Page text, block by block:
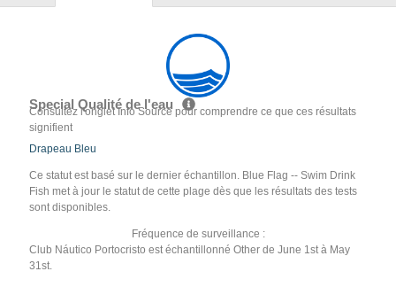
Special Qualité de l'eau
Consultez l'onglet Info Source pour comprendre ce que ces résultats
signifient
Drapeau Bleu
Ce statut est basé sur le dernier échantillon. Blue Flag -- Swim Drink
Fish met à jour le statut de cette plage dès que les résultats des tests
sont disponibles.
Fréquence de surveillance :
Club Náutico Portocristo est échantillonné Other de June 1st à May
31st.